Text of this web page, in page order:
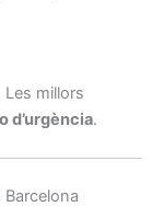
millors
d’urgència.